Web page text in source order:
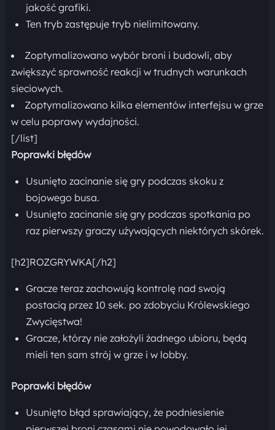
jakość grafiki.
Ten tryb zastępuje tryb nielimitowany.
Zoptymalizowano wybór broni i budowli, aby
zwiększyć sprawność reakcji w trudnych warunkach
sieciowych.
Zoptymalizowano kilka elementów interfejsu w grze
w celu poprawy wydajności.
[/list]
Poprawki błędów
Usunięto zacinanie się gry podczas skoku z
bojowego busa.
Usunięto zacinanie się gry podczas spotkania po
raz pierwszy graczy używających niektórych skórek.
[h2]ROZGRYWKA[/h2]
Gracze teraz zachowują kontrolę nad swoją
postacią przez 10 sek. po zdobyciu Królewskiego
Zwycięstwa!
Gracze, którzy nie założyli żadnego ubioru, będą
mieli ten sam strój w grze i w lobby.
Poprawki błędów
Usunięto błąd sprawiający, że podniesienie